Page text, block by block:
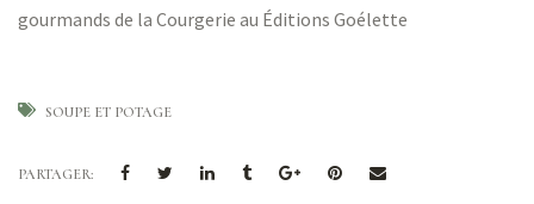
gourmands de la Courgerie au Éditions Goélette
SOUPE ET POTAGE
PARTAGER: